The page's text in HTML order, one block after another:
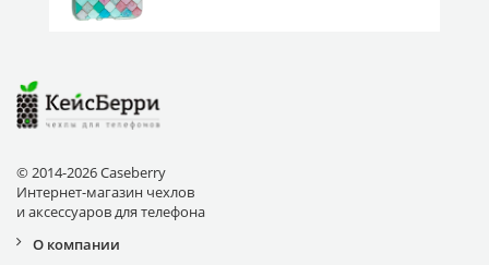
© 2014-2026 Caseberry
Интернет-магазин чехлов
и аксессуаров для телефона
О компании